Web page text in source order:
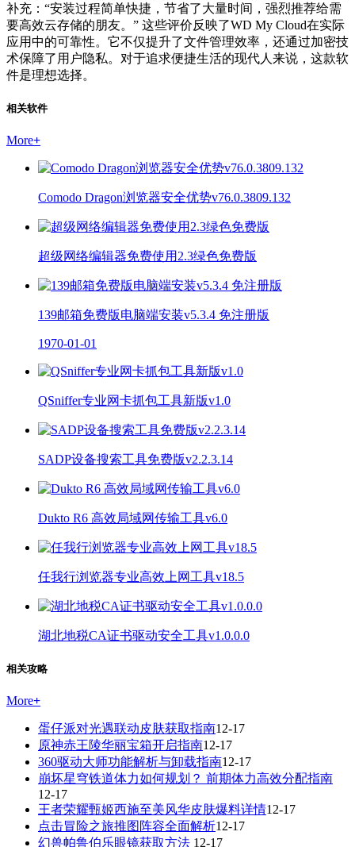
补充：“安装过程简单快捷，节省了大量时间，强烈推荐给需
要高效云存储的朋友。” 这些评价反映了WD My Cloud在实际
应用中的可靠性。它不仅提升了文件管理效率，还通过加密技
术保障了用户隐私。对于追求便捷生活的现代人来说，这款软
件是理想选择。
相关软件
More+
Comodo Dragon浏览器安全优势v76.0.3809.132
超级网络编辑器免费使用2.3绿色免费版
139邮箱免费版电脑端安装v5.3.4 免注册版
1970-01-01
QSniffer专业网卡抓包工具新版v1.0
SADP设备搜索工具免费版v2.2.3.14
Dukto R6 高效局域网传输工具v6.0
任我行浏览器专业高效上网工具v18.5
湖北地税CA证书驱动安全工具v1.0.0.0
相关攻略
More+
蛋仔派对光遇联动皮肤获取指南12-17
原神赤王陵华丽宝箱开启指南12-17
360驱动大师功能解析与卸载指南12-17
崩坏星穹铁道体力如何规划？ 前期体力高效分配指南
12-17
王者荣耀甄姬西施至美风华皮肤爆料详情12-17
点击冒险之旅推图阵容全面解析12-17
幻兽帕鲁伯乐眼镜获取方法 12-17